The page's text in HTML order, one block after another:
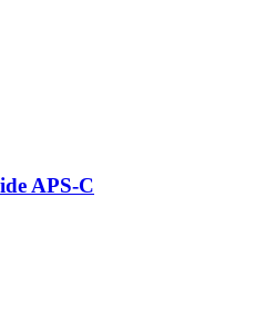
APS-C